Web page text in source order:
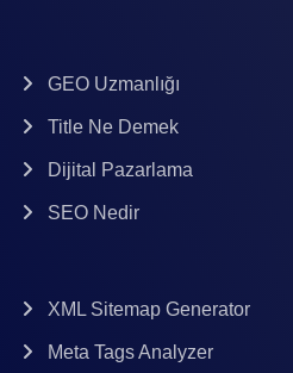
GEO Uzmanlığı
Title Ne Demek
Dijital Pazarlama
SEO Nedir
XML Sitemap Generator
Meta Tags Analyzer